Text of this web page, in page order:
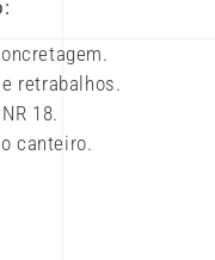
retrabalhos.
18.
canteiro.